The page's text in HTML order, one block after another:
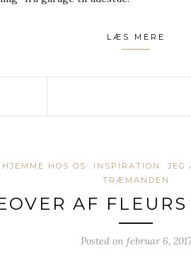
LÆS MERE
HJEMME HOS OS INSPIRATION
JEG
TRÆMANDEN
AF
Posted on februar 6, 2017